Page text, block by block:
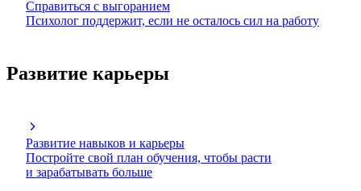
Справиться с выгоранием
Психолог поддержит, если не осталось сил на работу
Развитие карьеры
Развитие навыков и карьеры
Постройте свой план обучения, чтобы расти
и зарабатывать больше